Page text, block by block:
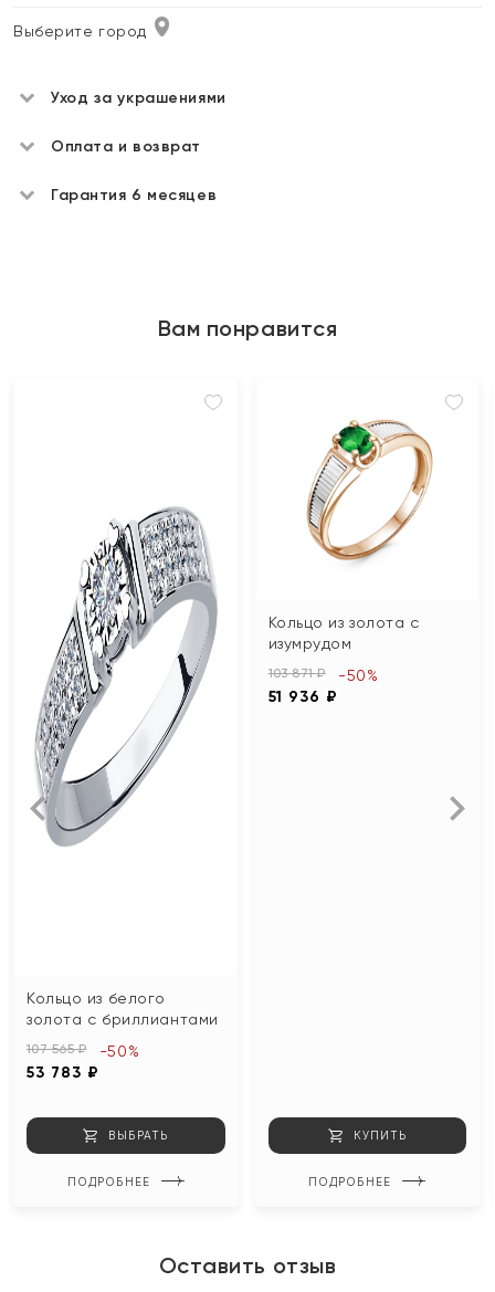
Выберите город
Уход за украшениями
Оплата и возврат
Гарантия 6 месяцев
Вам понравится
Кольцо из белого
золота с бриллиантами
107 565 ₽
53 783 ₽
-50%
ВЫБРАТЬ
ПОДРОБНЕЕ
Кольцо из золота с
изумрудом
103 871 ₽
51 936 ₽
-50%
КУПИТЬ
ПОДРОБНЕЕ
Оставить отзыв